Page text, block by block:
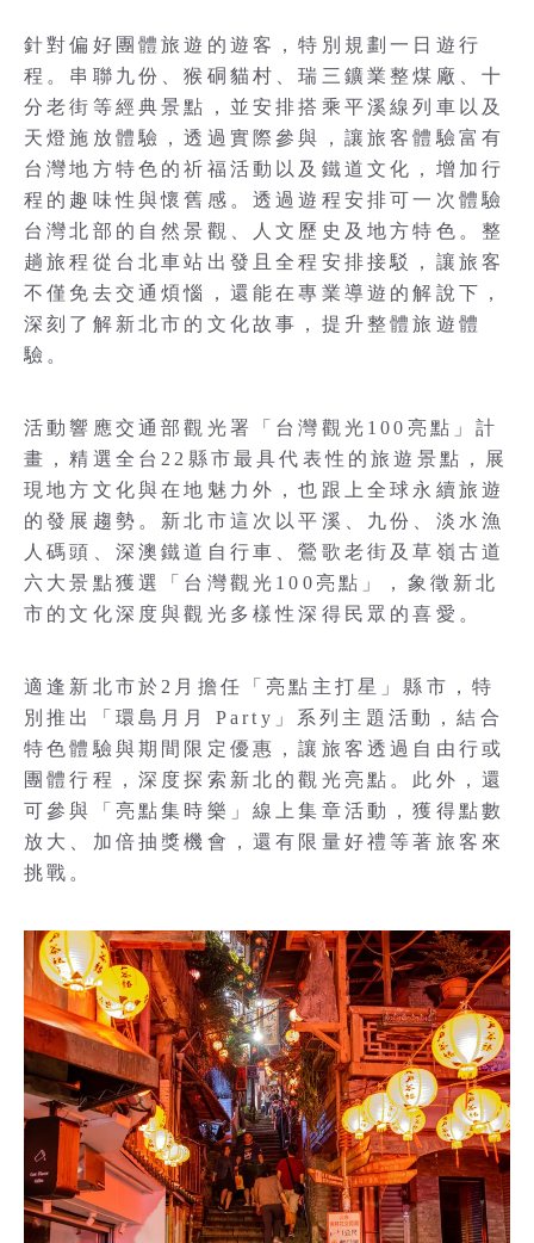
針對偏好團體旅遊的遊客，特別規劃一日遊行
程。串聯九份、猴硐貓村、瑞三鑛業整煤廠、十
分老街等經典景點，並安排搭乘平溪線列車以及
天燈施放體驗，透過實際參與，讓旅客體驗富有
台灣地方特色的祈福活動以及鐵道文化，增加行
程的趣味性與懷舊感。透過遊程安排可一次體驗
台灣北部的自然景觀、人文歷史及地方特色。整
趟旅程從台北車站出發且全程安排接駁，讓旅客
不僅免去交通煩惱，還能在專業導遊的解說下，
深刻了解新北市的文化故事，提升整體旅遊體
驗。
活動響應交通部觀光署「台灣觀光100亮點」計
畫，精選全台22縣市最具代表性的旅遊景點，展
現地方文化與在地魅力外，也跟上全球永續旅遊
的發展趨勢。新北市這次以平溪、九份、淡水漁
人碼頭、深澳鐵道自行車、鶯歌老街及草嶺古道
六大景點獲選「台灣觀光100亮點」，象徵新北
市的文化深度與觀光多樣性深得民眾的喜愛。
適逢新北市於2月擔任「亮點主打星」縣市，特
別推出「環島月月 Party」系列主題活動，結合
特色體驗與期間限定優惠，讓旅客透過自由行或
團體行程，深度探索新北的觀光亮點。此外，還
可參與「亮點集時樂」線上集章活動，獲得點數
放大、加倍抽獎機會，還有限量好禮等著旅客來
挑戰。